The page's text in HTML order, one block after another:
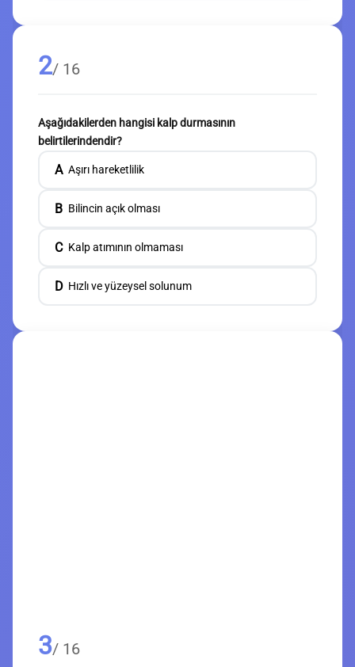
2/ 16
Aşağıdakilerden hangisi kalp durmasının
belirtilerindendir?
A Aşırı hareketlilik
B Bilincin açık olması
C Kalp atımının olmaması
D Hızlı ve yüzeysel solunum
3/ 16